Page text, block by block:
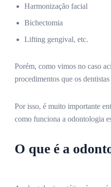
Harmonização facial
Bichectomia
Lifting gengival, etc.
Porém, como vimos no caso
procedimentos que os
Por isso, é muito importante
como funciona a odontologia
O que é a